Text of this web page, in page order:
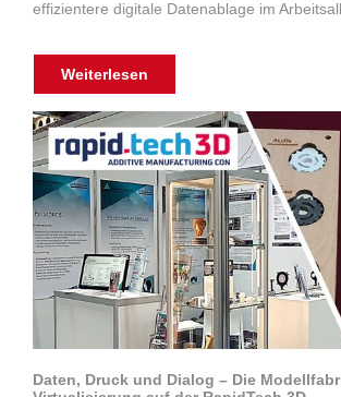
effizientere digitale Datenablage im
Weiterlesen
Daten, Druck und Dialog – Die